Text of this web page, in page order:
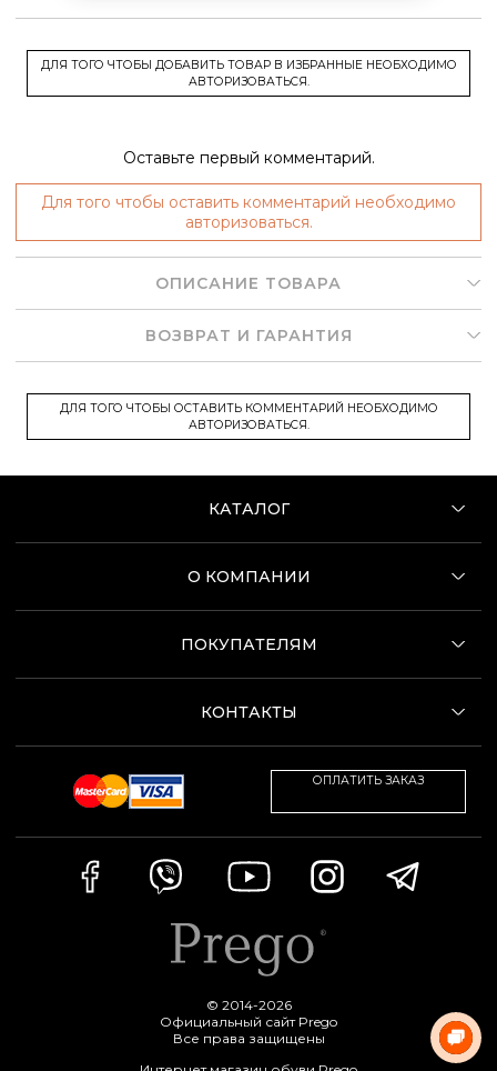
ДЛЯ ТОГО ЧТОБЫ ДОБАВИТЬ ТОВАР В ИЗБРАННЫЕ НЕОБХОДИМО
АВТОРИЗОВАТЬСЯ.
Оставьте первый комментарий.
Для того чтобы оставить комментарий необходимо
авторизоваться.
ОПИСАНИЕ ТОВАРА
ВОЗВРАТ И ГАРАНТИЯ
ДЛЯ ТОГО ЧТОБЫ ОСТАВИТЬ КОММЕНТАРИЙ НЕОБХОДИМО
АВТОРИЗОВАТЬСЯ.
КАТАЛОГ
О КОМПАНИИ
ПОКУПАТЕЛЯМ
КОНТАКТЫ
ОПЛАТИТЬ ЗАКАЗ
© 2014-2026
Официальный сайт Prego
Все права защищены